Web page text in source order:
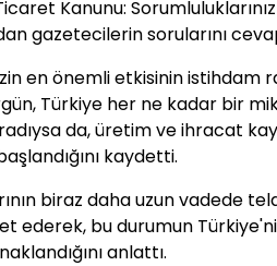
Kanunu:
gazetecilerin sorularını
en önemli etkisinin istihdam
Türkiye her ne kadar bir
da, üretim ve ihracat
kaydetti.
biraz daha uzun vadede
ederek, bu durumun
anlattı.